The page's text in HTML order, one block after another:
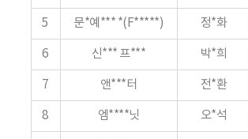
5 문*예*** *(F*****) 정*화
6 신*** 프*** 박*희
7 앤***터 전*환
8 엠****닛 오*석